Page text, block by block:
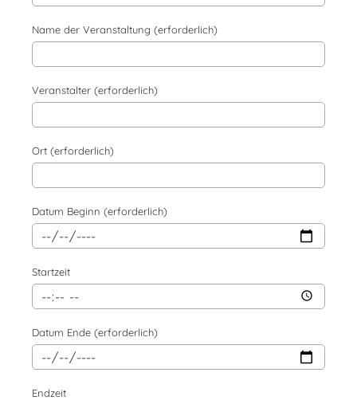
Name der Veranstaltung (erforderlich)
Veranstalter (erforderlich)
Ort (erforderlich)
Datum Beginn (erforderlich)
Startzeit
Datum Ende (erforderlich)
Endzeit